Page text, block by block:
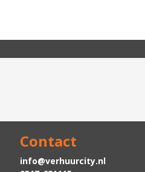
Contact
info@verhuurcity.nl